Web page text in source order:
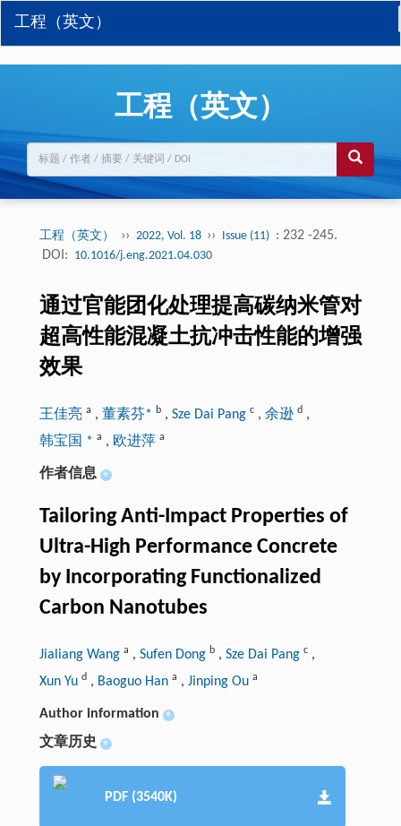
工程（英文）
工程（英文）
工程（英文） ›› 2022, Vol. 18 ›› Issue (11) : 232 -245.
DOI: 10.1016/j.eng.2021.04.030
通过官能团化处理提高碳纳米管对
超高性能混凝土抗冲击性能的增强
效果
王佳亮 a , 董素芬* b, Sze Dai Pang c, 余逊 d,
韩宝国 * a , 欧进萍 a
作者信息 +
Tailoring Anti-Impact Properties of
Ultra-High Performance Concrete
by Incorporating Functionalized
Carbon Nanotubes
Jialiang Wang a , Sufen Dong b, Sze Dai Pang c,
Xun Yu d, Baoguo Han a , Jinping Ou a
Author information +
文章历史 +
PDF (3540K)